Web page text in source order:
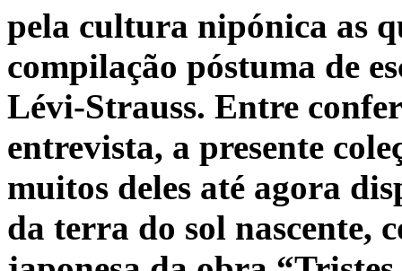
pela cultura nipónica as
compilação póstuma de
Lévi-Strauss. Entre
entrevista, a presente
muitos deles até agora
da terra do sol nascente,